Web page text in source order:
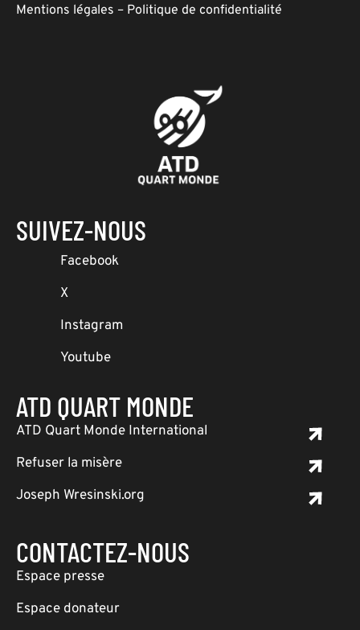
Mentions légales – Politique de confidentialité
SUIVEZ-NOUS
Facebook
X
Instagram
Youtube
ATD QUART MONDE
ATD Quart Monde International
Refuser la misère
Joseph Wresinski.org
CONTACTEZ-NOUS
Espace presse
Espace donateur